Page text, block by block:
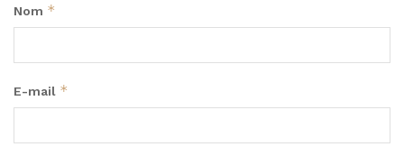
Nom *
E-mail *